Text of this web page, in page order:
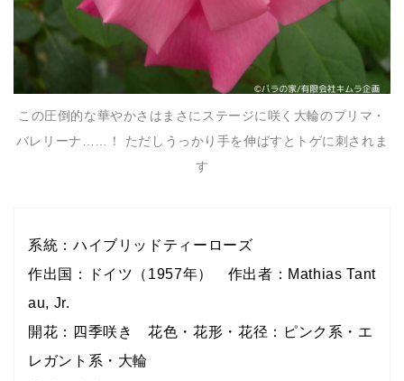
この圧倒的な華やかさはまさにステージに咲く大輪のプリマ・
バレリーナ……！ ただしうっかり手を伸ばすとトゲに刺されま
す
系統：ハイブリッドティーローズ
作出国：ドイツ（1957年） 作出者：Mathias Tant
au, Jr.
開花：四季咲き 花色・花形・花径：ピンク系・エ
レガント系・大輪